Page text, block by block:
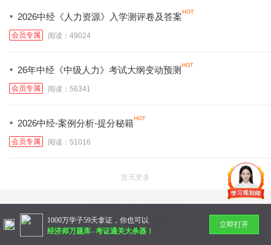
· 2026中经《人力资源》入学测评卷及答案
会员专属 阅读：49024
· 26年中经《中级人力》考试大纲变动预测
会员专属 阅读：56341
· 2026中经-案例分析-提分秘籍
会员专属 阅读：51016
暂无更多
北京美好明天科技有限公司
社会统一信用代码：91110 10832 72789 36N
1000万学子59天拿证，你也可以
经济师万题库-考证通关大杀器！
立即打开